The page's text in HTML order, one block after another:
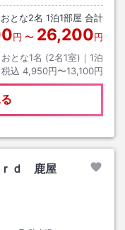
おとな2名 1泊1部屋 合計
円 〜 26,200円
おとな1名 (2名1室)｜ 1泊
税込 4,950円〜13,100円
ｄ 鹿屋